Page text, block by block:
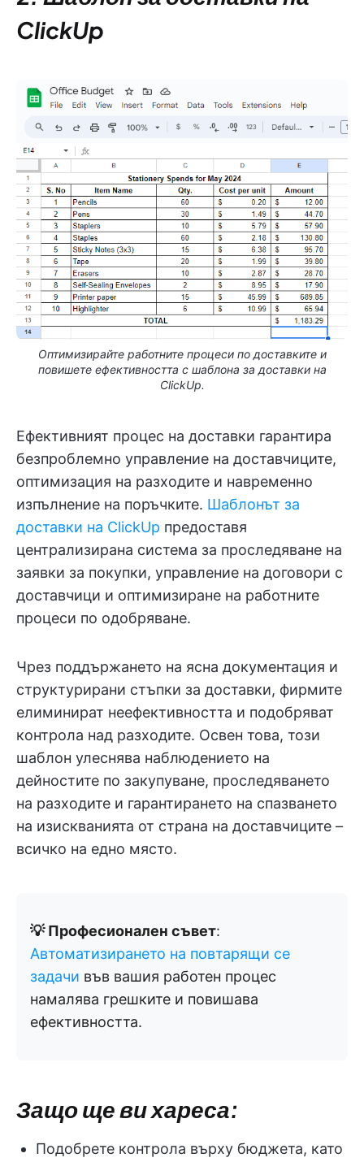
ClickUp
Оптимизирайте работните процеси по доставките и
повишете ефективността с шаблона за доставки на
ClickUp.
Ефективният процес на доставки гарантира
безпроблемно управление на доставчиците,
оптимизация на разходите и навременно
изпълнение на поръчките. Шаблонът за
доставки на ClickUp предоставя
централизирана система за проследяване на
заявки за покупки, управление на договори с
доставчици и оптимизиране на работните
процеси по одобряване.
Чрез поддържането на ясна документация и
структурирани стъпки за доставки, фирмите
елиминират неефективността и подобряват
контрола над разходите. Освен това, този
шаблон улеснява наблюдението на
дейностите по закупуване, проследяването
на разходите и гарантирането на спазването
на изискванията от страна на доставчиците –
всичко на едно място.
💡 Професионален съвет:
Автоматизирането на повтарящи се
задачи във вашия работен процес
намалява грешките и повишава
ефективността.
Защо ще ви хареса:
Подобрете контрола върху бюджета, като